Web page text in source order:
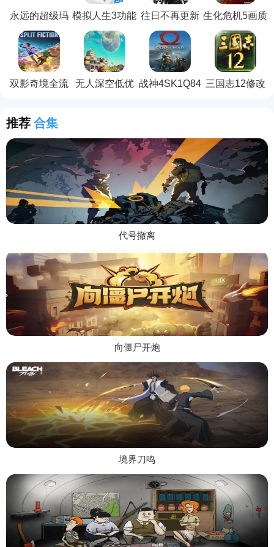
永远的超级玛
丽电脑版
模拟人生3功能
性补丁
往日不再更新
补丁
生化危机5画质
增强补丁
双影奇境全流
无人深空低优 战神4SK1Q84 三国志12修改
推荐 合集
代号撤离
向僵尸开炮
境界刀鸣